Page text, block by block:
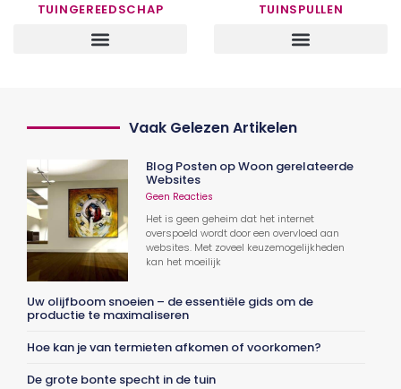
TUINGEREEDSCHAP TUINSPULLEN
Vaak Gelezen Artikelen
Blog Posten op Woon gerelateerde
Websites
Geen Reacties
Het is geen geheim dat het internet
overspoeld wordt door een overvloed aan
websites. Met zoveel keuzemogelijkheden
kan het moeilijk
Uw olijfboom snoeien – de essentiële gids om de
productie te maximaliseren
Hoe kan je van termieten afkomen of voorkomen?
De grote bonte specht in de tuin